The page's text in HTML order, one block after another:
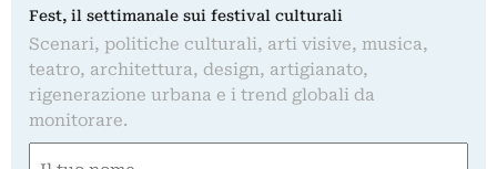
Fest, il settimanale sui festival culturali
Scenari, politiche culturali, arti visive, musica,
teatro, architettura, design, artigianato,
rigenerazione urbana e i trend globali da
monitorare.